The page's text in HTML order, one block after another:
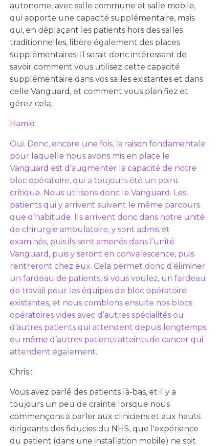
autonome, avec salle commune et salle mobile,
qui apporte une capacité supplémentaire, mais
qui, en déplaçant les patients hors des salles
traditionnelles, libère également des places
supplémentaires. Il serait donc intéressant de
savoir comment vous utilisez cette capacité
supplémentaire dans vos salles existantes et dans
celle Vanguard, et comment vous planifiez et
gérez cela.
Hamid:
Oui. Donc, encore une fois, la raison fondamentale
pour laquelle nous avons mis en place le
Vanguard est d’augmenter la capacité de notre
bloc opératoire, qui a toujours été un point
critique. Nous utilisons donc le Vanguard. Les
patients qui y arrivent suivent le même parcours
que d’habitude. Ils arrivent donc dans notre unité
de chirurgie ambulatoire, y sont admis et
examinés, puis ils sont amenés dans l’unité
Vanguard, puis y seront en convalescence, puis
rentreront chez eux. Cela permet donc d’éliminer
un fardeau de patients, si vous voulez, un fardeau
de travail pour les équipes de bloc opératoire
existantes, et nous comblons ensuite nos blocs
opératoires vides avec d’autres spécialités ou
d’autres patients qui attendent depuis longtemps
ou même d’autres patients atteints de cancer qui
attendent également.
Chris :
Vous avez parlé des patients là-bas, et il y a
toujours un peu de crainte lorsque nous
commençons à parler aux cliniciens et aux hauts
dirigeants des fiducies du NHS, que l'expérience
du patient (dans une installation mobile) ne soit